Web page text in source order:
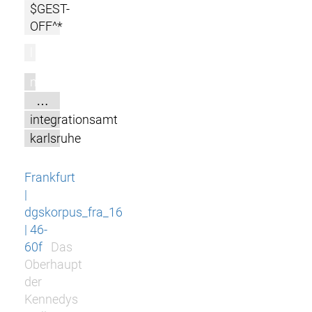
$GEST-
OFF^*
m
…
integrationsamt
karlsruhe
Frankfurt
|
dgskorpus_fra_16
| 46-
60f
Das
Oberhaupt
der
Kennedys